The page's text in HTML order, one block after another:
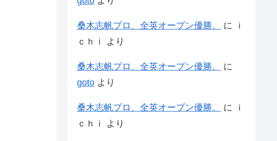
桑木志帆プロ、全英オープン優勝。 に
ｉ
ｃｈｉ
より
桑木志帆プロ、全英オープン優勝。
に
goto より
桑木志帆プロ、全英オープン優勝。 に
ｉ
ｃｈｉ
より